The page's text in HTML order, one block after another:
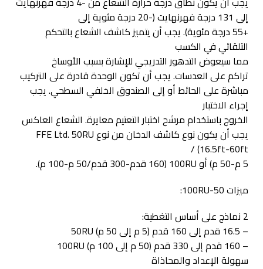
إلى 131 درجة فهرنهايت (-20 درجة مئوية إلى
+55 درجة مئوية). يجب أن يتميز كاشف الشعاع بالتحكم
التلقائي في الكسب
مما سيعوض التدهور التدريجي للإشارة بسبب الأوساخ
تراكم على العدسات. يجب أن تكون الوحدة قادرة على التركيب
مباشرة على الحائط أو إلى الصندوق الخلفي السطحي. يجب
إجراء الاختبار
الخروج باستخدام مرشح اختبار التعتيم معايرة. الشعاع العاكس
يجب أن يكون نوع كاشف الدخان من نوع FFE Ltd. 50RU
(16.5ft-60ft /
5 م-50 م) أو 100RU (160 قدم-300 قدم/50 م-100 م).
ميزات 50-100RU:
2 نماذج على أساس التغطية:
– 16.5 قدم إلى 160 قدم (5 م إلى 50 م) 50RU
– 160 قدم إلى 330 قدم (50 م إلى 100 م) 100RU
سهولة الإعداد والمحاذاة